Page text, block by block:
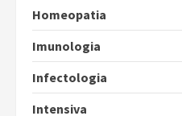
Homeopatia
Imunologia
Infectologia
Intensiva